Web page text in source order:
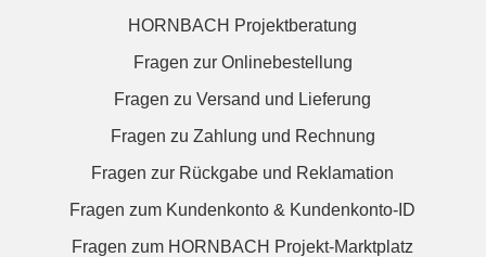
HORNBACH Projektberatung
Fragen zur Onlinebestellung
Fragen zu Versand und Lieferung
Fragen zu Zahlung und Rechnung
Fragen zur Rückgabe und Reklamation
Fragen zum Kundenkonto & Kundenkonto-ID
Fragen zum HORNBACH Projekt-Marktplatz